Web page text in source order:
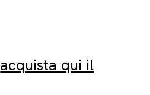
acquista qui il